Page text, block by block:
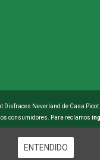
ENTENDIDO
Disfraces Neverland de Casa
consumidores. Para reclamos